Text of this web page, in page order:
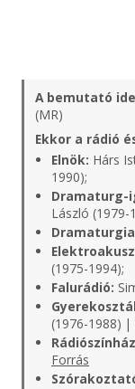
A bemutató
(MR)
Ekkor a rádió
Elnök: Hárs
1990);
Dramaturg-
László (1979-
(1975-1994);
Falurádió:
(1976-1988) |
Forrás